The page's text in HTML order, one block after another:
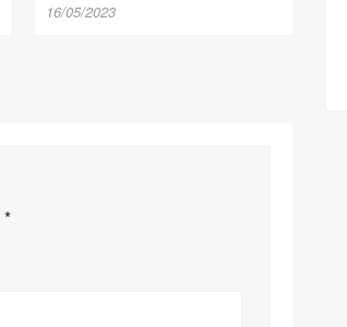
16/05/2023
*